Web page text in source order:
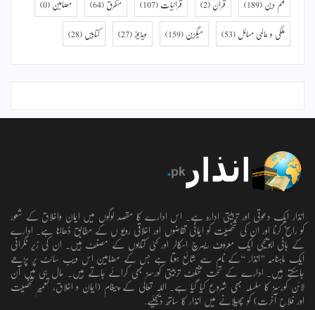
فہم دین (189) قرآن (2) قرآنیات (107) متفرق (64) مضامین (0)
ملکی و عالمی مسائل (53) میگزین (159) ویڈیوز (27) کتابیں (28)
انذار ایک دعوتی اور تربیتی ادارہ ہے۔ اس ادارے کا مقصد لوگوں میں ایمان واخلاق کے شعور
کو راسخ کرنا اور ان کی شخصیت کو ایمانی تقاضوں اور اخلاقی رویو ں کے مطابق ڈھالنا ہے۔ ادارے
کے بانی ابویحییٰ ایک معروف ریسرچ اسکالر اور کئی کتابوں کے مصنف ہیں۔ ان کی زیر نگرانی
ایک ماہنامہ ’’انذار ‘‘کے نام سے شائع ہوتا ہے جس کے مضامین اس ویب سائٹ پر پڑھے
جاسکتے ہیں۔ ادارے کے تحت مختلف تربیتی کورسز بھی کرائے جاتے ہیں۔ حال ہی میں آن
لائن کورسز کا سلسلہ بھی شروع کیا گیا ہے۔ اللہ تعالٰی کے پیغام (ایمان و اخلاق، تعمیرِ شخصیت
اور فلاحِ آخرت) کو پھیلانے میں انذار کا ساتھ دیجئیے.